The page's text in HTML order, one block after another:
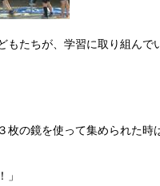
もたちが、学習に取り組ん
枚の鏡を使って集められた